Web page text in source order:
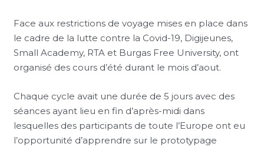
Face aux restrictions de voyage mises en place dans
le cadre de la lutte contre la Covid-19, Digijeunes,
Small Academy, RTA et Burgas Free University, ont
organisé des cours d’été durant le mois d’aout.
Chaque cycle avait une durée de 5 jours avec des
séances ayant lieu en fin d’après-midi dans
lesquelles des participants de toute l’Europe ont eu
l’opportunité d’apprendre sur le prototypage